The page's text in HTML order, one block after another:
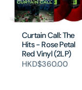
Curtain Call: The
Hits - Rose Petal
Red Vinyl (2LP)
HKD$360.00